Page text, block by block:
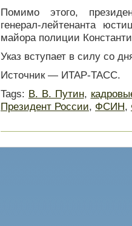
Помимо этого,
генерал-лейтенанта
майора полиции
Указ вступает в силу со
Источник — ИТАР-ТАСС.
Tags: В. В. Путин,
Президент России, ФСИН,